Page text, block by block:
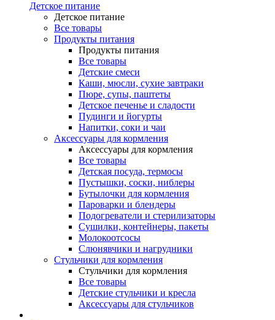
Детское питание
Детское питание
Все товары
Продукты питания
Продукты питания
Все товары
Детские смеси
Каши, мюсли, сухие завтраки
Пюре, супы, паштеты
Детское печенье и сладости
Пудинги и йогурты
Напитки, соки и чаи
Аксессуары для кормления
Аксессуары для кормления
Все товары
Детская посуда, термосы
Пустышки, соски, ниблеры
Бутылочки для кормления
Пароварки и блендеры
Подогреватели и стерилизаторы
Сушилки, контейнеры, пакеты
Молокоотсосы
Слюнявчики и нагрудники
Стульчики для кормления
Стульчики для кормления
Все товары
Детские стульчики и кресла
Аксессуары для стульчиков